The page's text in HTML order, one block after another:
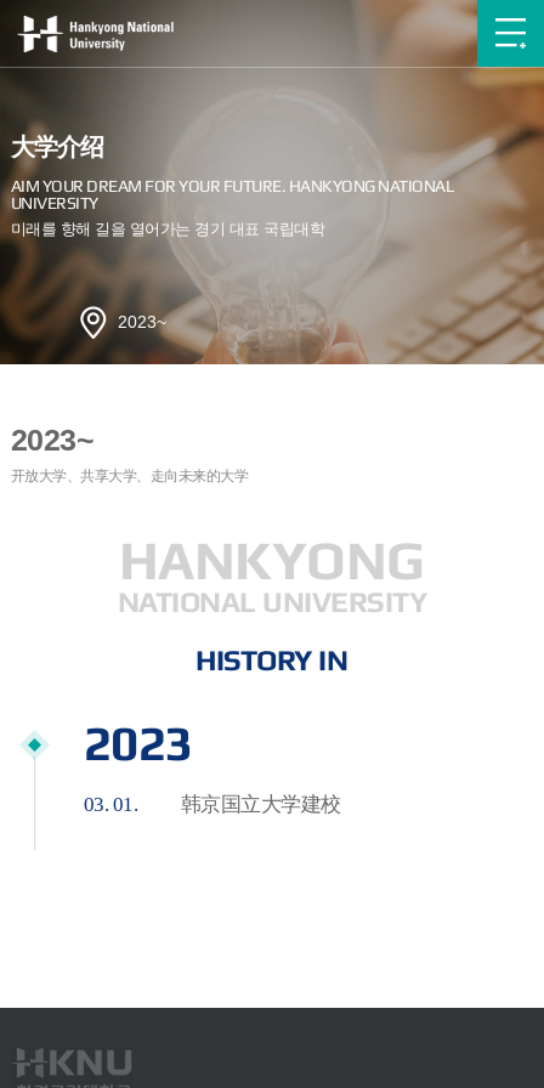
大学介绍
2023~
2023~
HANKYONG
NATIONAL UNIVERSITY
HISTORY IN
2023
03. 01. 韩京国立大学建校